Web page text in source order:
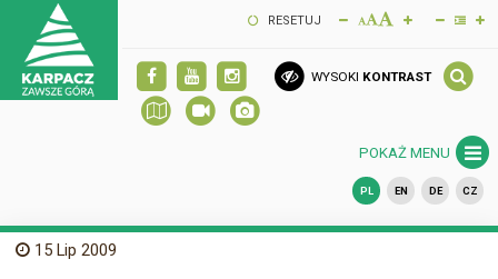
RESETUJ
WYSOKI KONTRAST
POKAŻ MENU
PL EN DE CZ
15 Lip 2009